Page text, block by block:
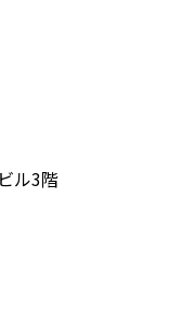
ル3階